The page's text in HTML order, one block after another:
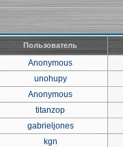
Пользователь
Anonymous
unohupy
Anonymous
titanzop
gabrieljones
kgn